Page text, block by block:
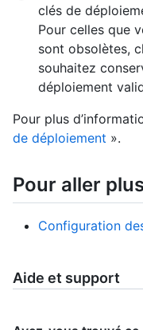
clés de
Pour celles que
sont obsolètes,
souhaitez
déploiement
Pour plus
de déploiement ».
Pour aller
Configuration
Aide et support